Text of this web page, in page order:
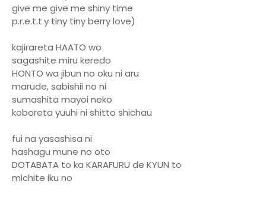
give me give me shiny time
p.r.e.t.t.y tiny tiny berry love)
kajirareta HAATO wo
sagashite miru keredo
HONTO wa jibun no oku ni aru
marude, sabishii no ni
sumashita mayoi neko
koboreta yuuhi ni shitto shichau
fui na yasashisa ni
hashagu mune no oto
DOTABATA to ka KARAFURU de KYUN to
michite iku no